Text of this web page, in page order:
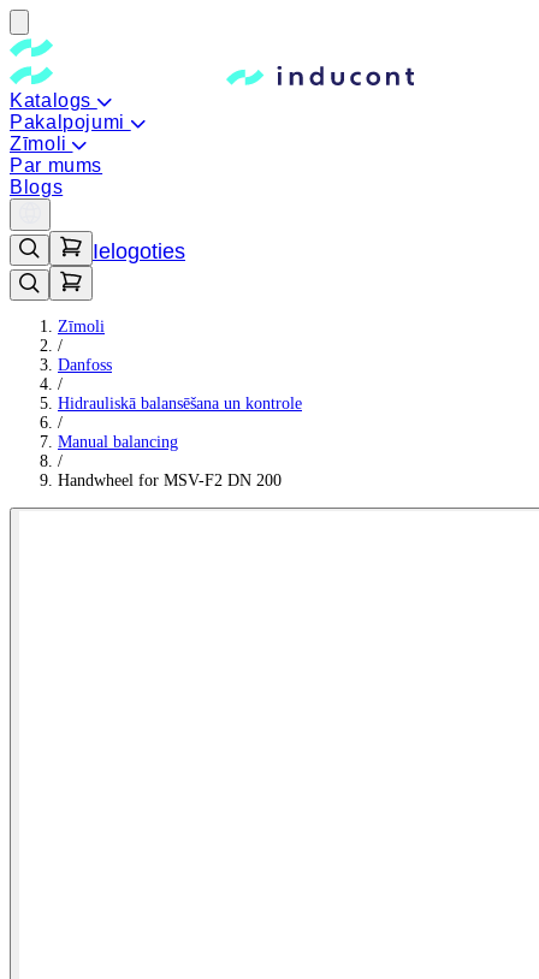
Katalogs
Pakalpojumi
Zīmoli
Par mums
Blogs
Ielogoties
Zīmoli
/
Danfoss
/
Hidrauliskā balansēšana un kontrole
/
Manual balancing
/
Handwheel for MSV-F2 DN 200